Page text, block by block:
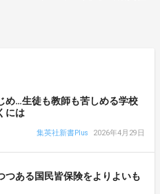
め…生徒も教師も苦しめる学校
には
集英社新書Plus 2026年4月29日
つある国民皆保険をよりよいも